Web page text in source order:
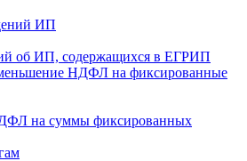
ИП
об ИП, содержащихся в ЕГРИП
НДФЛ на фиксированные
на суммы фиксированных